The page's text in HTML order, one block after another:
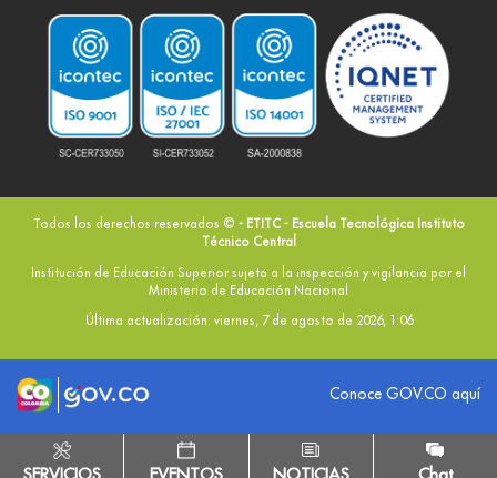
SERVICIOS EVENTOS NOTICIAS Chat
Todos los derechos reservados © - ETITC - Escuela Tecnológica Instituto
Técnico Central
Institución de Educación Superior sujeta a la inspección y vigilancia por el
Ministerio de Educación Nacional
Última actualización: viernes, 7 de agosto de 2026, 1:06
Logo marca ColombiaLogo Gobierno de ColombiaConoce GOV.CO aquí